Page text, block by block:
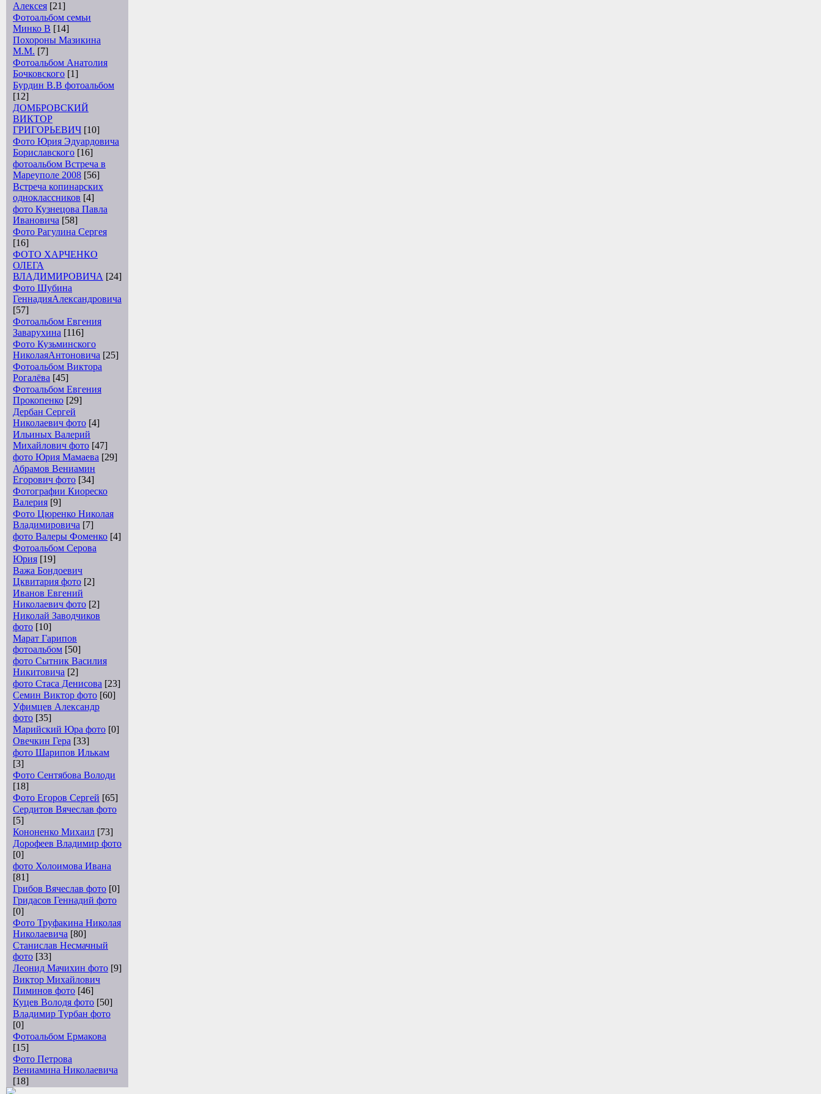
Алексея [21]
Фотоальбом семьи
Минко В [14]
Похороны Мазикина
М.М. [7]
Фотоальбом Анатолия
Бочковского [1]
Бурдин В.В фотоальбом
[12]
ДОМБРОВСКИЙ
ВИКТОР
ГРИГОРЬЕВИЧ [10]
Фото Юрия Эдуардовича
Бориславского [16]
фотоальбом Встреча в
Мареуполе 2008 [56]
Встреча копинарских
одноклассников [4]
фото Кузнецова Павла
Ивановича [58]
Фото Рагулина Сергея
[16]
ФОТО ХАРЧЕНКО
ОЛЕГА
ВЛАДИМИРОВИЧА [24]
Фото Шубина
ГеннадияАлександровича
[57]
Фотоальбом Евгения
Заварухина [116]
Фото Кузьминского
НиколаяАнтоновича [25]
Фотоальбом Виктора
Рогалёва [45]
Фотоальбом Евгения
Прокопенко [29]
Дербан Сергей
Николаевич фото [4]
Ильиных Валерий
Михайлович фото [47]
фото Юрия Мамаева [29]
Абрамов Вениамин
Егорович фото [34]
Фотографии Киореско
Валерия [9]
Фото Цюренко Николая
Владимировича [7]
фото Валеры Фоменко [4]
Фотоальбом Серова
Юрия [19]
Важа Бондоевич
Цквитария фото [2]
Иванов Евгений
Николаевич фото [2]
Николай Заводчиков
фото [10]
Марат Гарипов
фотоальбом [50]
фото Сытник Василия
Никитовича [2]
фото Стаса Денисова [23]
Семин Виктор фото [60]
Уфимцев Александр
фото [35]
Марийский Юра фото [0]
Овечкин Гера [33]
фото Шарипов Илькам
[3]
Фото Сентябова Володи
[18]
Фото Егоров Сергей [65]
Сердитов Вячеслав фото
[5]
Кононенко Михаил [73]
Дорофеев Владимир фото
[0]
фото Холоимова Ивана
[81]
Грибов Вячеслав фото [0]
Гридасов Геннадий фото
[0]
Фото Труфакина Николая
Николаевича [80]
Станислав Несмачный
фото [33]
Леонид Мачихин фото [9]
Виктор Михайлович
Пиминов фото [46]
Куцев Володя фото [50]
Владимир Турбан фото
[0]
Фотоальбом Ермакова
[15]
Фото Петрова
Вениамина Николаевича
[18]